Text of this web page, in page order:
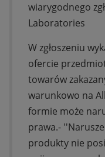
wiarygodnego
Laboratories
W zgłoszeniu
ofercie
towarów
warunkowo na
formie może
prawa.-
produkty nie